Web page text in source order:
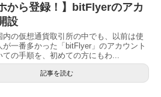
から登録！】bitFlyerのアカ
設
内の仮想通貨取引所の中でも、以前は使
が一番多かった「bitFlyer」のアカウント
ての手順を、初めての方にもわ...
記事を読む